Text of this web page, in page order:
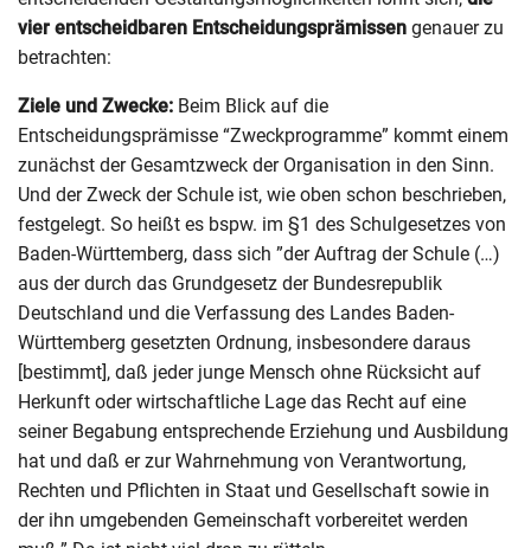
vier entscheidbaren Entscheidungsprämissen genauer zu
betrachten:
Ziele und Zwecke: Beim Blick auf die
Entscheidungsprämisse “Zweckprogramme” kommt einem
zunächst der Gesamtzweck der Organisation in den Sinn.
Und der Zweck der Schule ist, wie oben schon beschrieben,
festgelegt. So heißt es bspw. im §1 des Schulgesetzes von
Baden-Württemberg, dass sich ​”der Auftrag der Schule (…)
aus der durch das Grundgesetz der Bundesrepublik
Deutschland und die Verfassung des Landes Baden-
Württemberg gesetzten Ordnung, insbesondere daraus
[bestimmt], daß jeder junge Mensch ohne Rücksicht auf
Herkunft oder wirtschaftliche Lage das Recht auf eine
seiner Begabung entsprechende Erziehung und Ausbildung
hat und daß er zur Wahrnehmung von Verantwortung,
Rechten und Pflichten in Staat und Gesellschaft sowie in
der ihn umgebenden Gemeinschaft vorbereitet werden